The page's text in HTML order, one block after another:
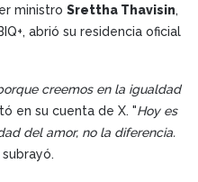
ministro Srettha Thavisin,
abrió su residencia oficial
creemos en la igualdad
en su cuenta de X. "Hoy es
del amor, no la diferencia.
subrayó.